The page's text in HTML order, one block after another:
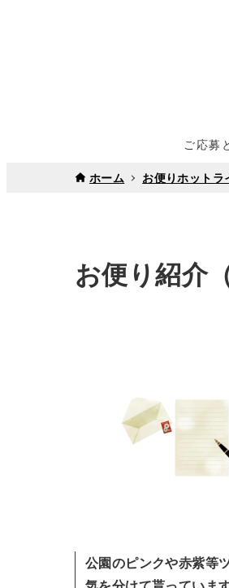
ご応募
ホーム お便りホットラ
お便り紹介
公園のピンクや赤紫等